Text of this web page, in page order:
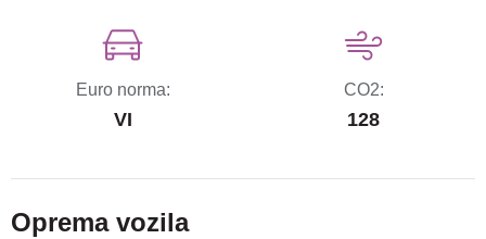
Euro norma:
VI
CO2:
128
Oprema vozila